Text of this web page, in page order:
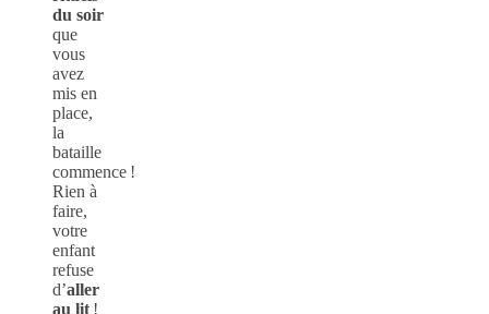
du soir
que
vous
avez
mis en
place,
la
bataille
commence !
Rien à
faire,
votre
enfant
refuse
d’aller
au lit !